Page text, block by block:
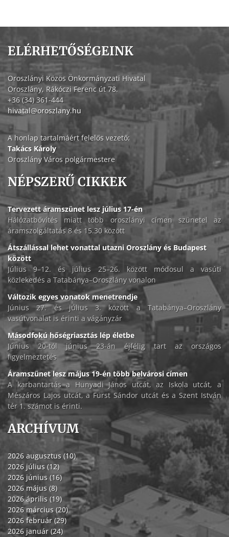
ELÉRHETŐSÉGEINK
Oroszlányi Közös Önkormányzati Hivatal
Oroszlány, Rákóczi Ferenc út 78.
+36 (34) 361-444
hivatal@oroszlany.hu
A honlap tartalmáért felelős vezető:
Takács Károly
Oroszlány Város polgármestere
NÉPSZERŰ CIKKEK
Tervezett áramszünet lesz július 17-én
Hálózatbővítés miatt több oroszlányi címen szünetel az
áramszolgáltatás 8 és 15.30 között
Átszállással lehet vonattal utazni Oroszlány és Budapest
között
Július 9–12. és július 25–26. között módosul a vasúti
közlekedés a Tatabánya–Oroszlány vonalon
Változik egyes vonatok menetrendje
Június 27. és július 3. között a Tatabánya–Oroszlány
vasútvonalat is érinti a vágányzár
Másodfokú hőségriasztás lép életbe
Június 20-tól június 23-án éjfélig tart az országos
figyelmeztetés
Áramszünet lesz május 19-én több belvárosi címen
A karbantartás a Hunyadi János utcát, az Iskola utcát, a
Mészáros Lajos utcát, a Fürst Sándor utcát és a Szent István
tér 1. számot is érinti.
ARCHÍVUM
2026 augusztus (10)
2026 július (12)
2026 június (16)
2026 május (8)
2026 április (19)
2026 március (20)
2026 február (29)
2026 január (24)